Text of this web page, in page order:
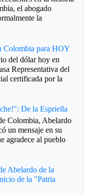
el abogado
la
Colombia para HOY
del dólar hoy en
Representativa del
certificada por la
De la Espriella
Colombia, Abelardo
un mensaje en su
agradece al pueblo
Abelardo de la
de la "Patria